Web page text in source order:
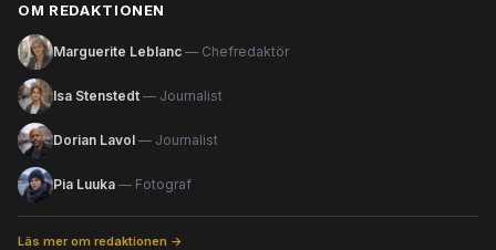
OM REDAKTIONEN
Marguerite Leblanc — Chefredaktör
Isa Stenstedt — Journalist
Dorian Lavol — Journalist
Pia Luuka — Fotograf
Läs mer om redaktionen →